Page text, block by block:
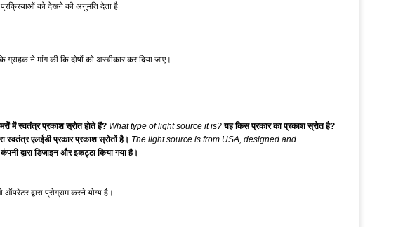
को देखने की अनुमति देता है
ने मांग की कि दोषों को अस्वीकार कर दिया जाए।
में स्वतंत्र प्रकाश स्रोत होते हैं? What type of light source it is? यह किस प्रकार का प्रकाश स्रोत है?
स्वतंत्र एलईडी प्रकार प्रकाश स्रोतों है। The light source is from USA, designed and
द्वारा डिजाइन और इकट्ठा किया गया है।
द्वारा प्रोग्राम करने योग्य है।